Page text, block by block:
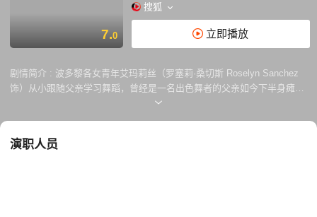
7.0
搜狐
立即播放
剧情简介 : 波多黎各女青年艾玛莉丝（罗塞莉·桑切斯 Roselyn Sanchez
饰）从小跟随父亲学习舞蹈，曾经是一名出色舞者的父亲如今下半身瘫
痪，再也没有往日的神采，而艾玛莉丝在餐馆打工度日，无处施展自己的
助下奔赴纽约，希望重新找到人生的目标……对纽约全然陌生的艾玛莉丝
演职人员